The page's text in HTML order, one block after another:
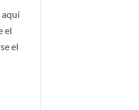
aquí
el
el